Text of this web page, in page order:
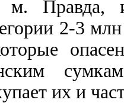
м. Правда,
2-3
их и